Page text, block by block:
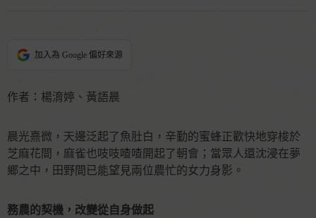
加入為 Google 偏好來源
作者：楊淯婷、黃語晨
晨光熹微，天邊泛起了魚肚白，辛勤的蜜蜂正歡快地穿梭於
芝麻花間，麻雀也吱吱喳喳開起了朝會；當眾人還沈浸在夢
鄉之中，田野間已能望見兩位農忙的女力身影。
務農的契機，改變從自身做起